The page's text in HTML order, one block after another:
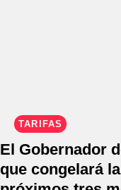
TARIFAS
El Gobernador
que congelará